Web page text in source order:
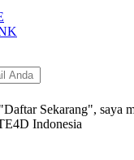
Sekarang", saya
Indonesia